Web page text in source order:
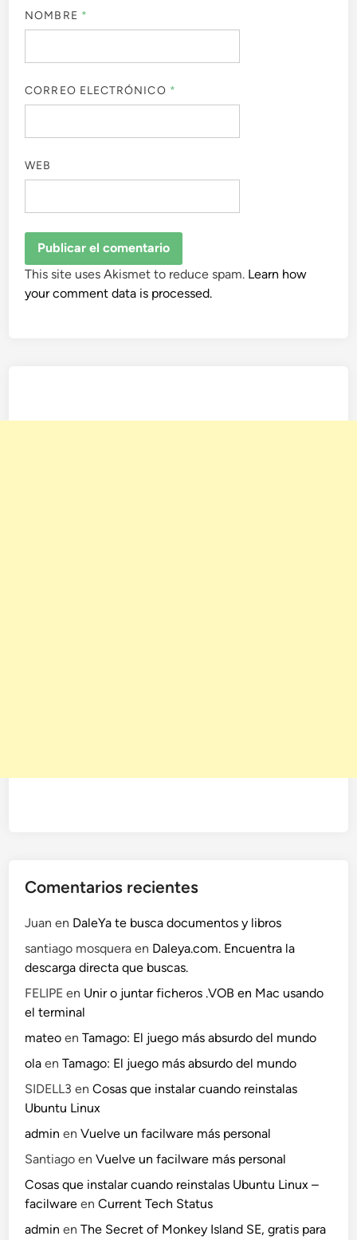
NOMBRE *
CORREO ELECTRÓNICO *
WEB
This site uses Akismet to reduce spam. Learn how
your comment data is processed.
Comentarios recientes
Juan en DaleYa te busca documentos y libros
santiago mosquera en Daleya.com. Encuentra la
descarga directa que buscas.
FELIPE en Unir o juntar ficheros .VOB en Mac usando
el terminal
mateo enTamago: El juego más absurdo del mundo
ola enTamago: El juego más absurdo del mundo
SIDELL3 enCosas que instalar cuando reinstalas
Ubuntu Linux
admin enVuelve un facilware más personal
Santiago enVuelve un facilware más personal
Cosas que instalar cuando reinstalas Ubuntu Linux –
facilware enCurrent Tech Status
admin enThe Secret of Monkey Island SE, gratis para